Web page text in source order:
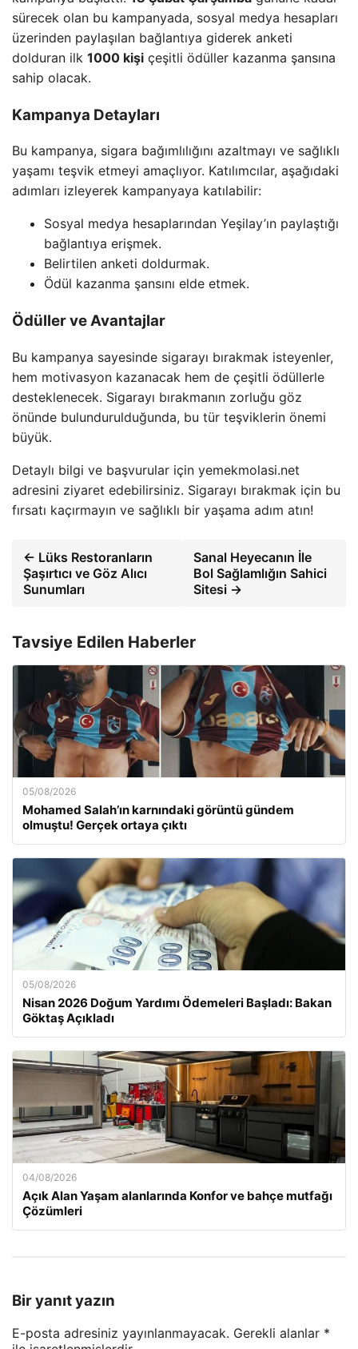
sürecek olan bu kampanyada, sosyal medya hesapları
üzerinden paylaşılan bağlantıya giderek anketi
dolduran ilk 1000 kişi çeşitli ödüller kazanma şansına
sahip olacak.
Kampanya Detayları
Bu kampanya, sigara bağımlılığını azaltmayı ve sağlıklı
yaşamı teşvik etmeyi amaçlıyor. Katılımcılar, aşağıdaki
adımları izleyerek kampanyaya katılabilir:
Sosyal medya hesaplarından Yeşilay’ın paylaştığı
bağlantıya erişmek.
Belirtilen anketi doldurmak.
Ödül kazanma şansını elde etmek.
Ödüller ve Avantajlar
Bu kampanya sayesinde sigarayı bırakmak isteyenler,
hem motivasyon kazanacak hem de çeşitli ödüllerle
desteklenecek. Sigarayı bırakmanın zorluğu göz
önünde bulundurulduğunda, bu tür teşviklerin önemi
büyük.
Detaylı bilgi ve başvurular için yemekmolasi.net
adresini ziyaret edebilirsiniz. Sigarayı bırakmak için bu
fırsatı kaçırmayın ve sağlıklı bir yaşama adım atın!
← Lüks Restoranların
Şaşırtıcı ve Göz Alıcı
Sunumları
Sanal Heyecanın İle
Bol Sağlamlığın Sahici
Sitesi →
Tavsiye Edilen Haberler
05/08/2026
Mohamed Salah’ın karnındaki görüntü gündem
olmuştu! Gerçek ortaya çıktı
05/08/2026
Nisan 2026 Doğum Yardımı Ödemeleri Başladı: Bakan
Göktaş Açıkladı
04/08/2026
Açık Alan Yaşam alanlarında Konfor ve bahçe mutfağı
Çözümleri
Bir yanıt yazın
E-posta adresiniz yayınlanmayacak. Gerekli alanlar *